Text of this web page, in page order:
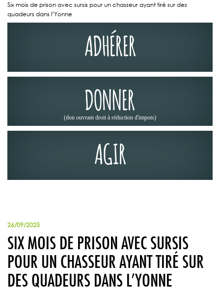
Six mois de prison avec sursis pour un chasseur ayant tiré sur des
quadeurs dans l’Yonne
ADHÉRER
DONNER
(don ouvrant droit à réduction d'impots)
AGIR
26/09/2025
SIX MOIS DE PRISON AVEC SURSIS
POUR UN CHASSEUR AYANT TIRÉ SUR
DES QUADEURS DANS L’YONNE